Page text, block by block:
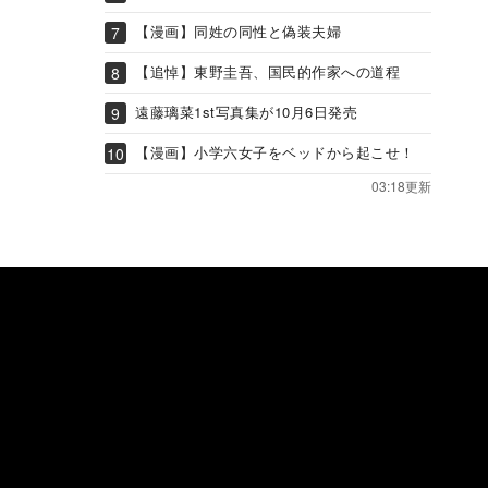
【漫画】同姓の同性と偽装夫婦
【追悼】東野圭吾、国民的作家への道程
遠藤璃菜1st写真集が10月6日発売
【漫画】小学六女子をベッドから起こせ！
03:18更新